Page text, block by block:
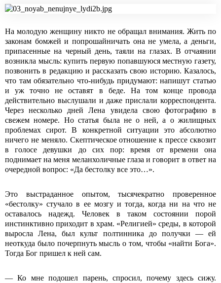
На молодую женщину никто не обращал внимания. Жить по
законам бомжей и попрошайничать она не умела, а деньги,
припасенные на черный день, таяли на глазах. В отчаянии
возникла мысль: купить первую попавшуюся местную газету,
позвонить в редакцию и рассказать свою историю. Казалось,
что там обязательно что-нибудь придумают: напишут статью
и уж точно не оставят в беде. На том конце провода
действительно выслушали и даже прислали корреспондента.
Через несколько дней Лена увидела свою фотографию в
свежем номере. Но статья была не о ней, а о жилищных
проблемах сирот. В конкретной ситуации это абсолютно
ничего не меняло. Скептическое отношение к прессе сквозит
в голосе девушки до сих пор: время от времени она
поднимает на меня меланхоличные глаза и говорит в ответ на
очередной вопрос: «Да бестолку все это…».
Это выстраданное опытом, тысячекратно проверенное
«бестолку» стучало в ее мозгу и тогда, когда ни на что не
оставалось надежд. Человек в таком состоянии порой
инстинктивно приходит в храм. «Религией» среды, в которой
выросла Лена, был культ полтинника до получки — ей
неоткуда было почерпнуть мысль о том, чтобы «найти Бога».
Тогда Бог пришел к ней сам.
— Ко мне подошел парень, спросил, почему здесь сижу.